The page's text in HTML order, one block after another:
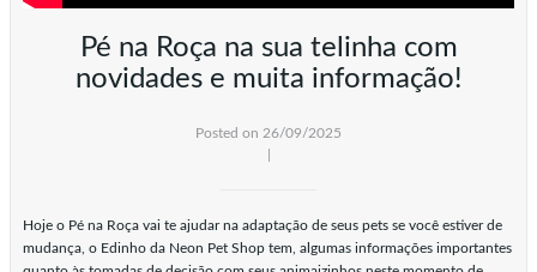
Pé na Roça na sua telinha com
novidades e muita informação!
Posted on 26/09/2025
Hoje o Pé na Roça vai te ajudar na adaptação de seus pets se você estiver de
mudança, o Edinho da Neon Pet Shop tem, algumas informações importantes